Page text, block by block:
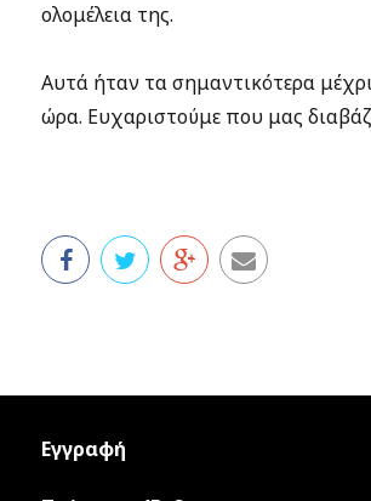
ολομέλεια της.
Αυτά ήταν τα σημαντικότερα
ώρα. Ευχαριστούμε που μας
Εγγραφή